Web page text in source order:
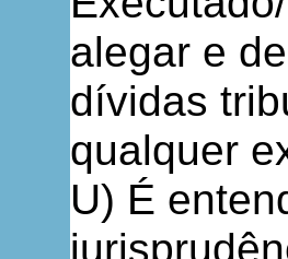
alegar e
dívidas
qualquer
U) É